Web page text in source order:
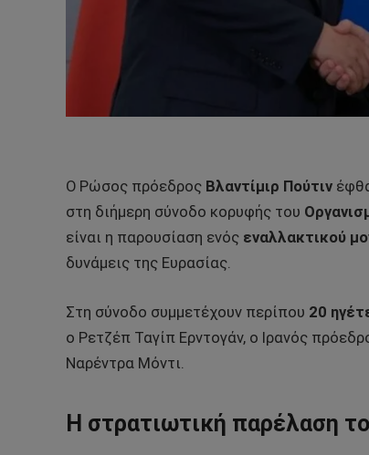
Ο Ρώσος πρόεδρος Βλαντίμιρ Πούτιν
στη διήμερη σύνοδο κορυφής του
είναι η παρουσίαση ενός εναλλακτικού
δυνάμεις της Ευρασίας.
Στη σύνοδο συμμετέχουν περίπου 20
ο Ρετζέπ Ταγίπ Ερντογάν, ο Ιρανός
Ναρέντρα Μόντι.
Η στρατιωτική παρέλαση